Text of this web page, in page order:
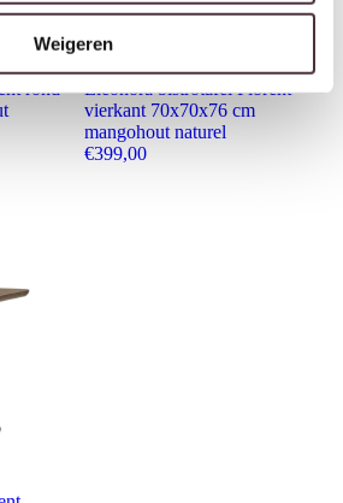
Weigeren
rond
Eleonora bistrotafel Florent
vierkant 70x70x76 cm
mangohout naturel
€399,00